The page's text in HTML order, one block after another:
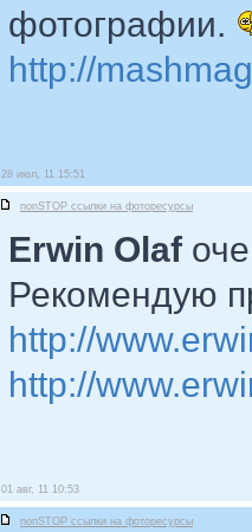
фотографии.
http://
28 июл, 11 15:51
nonSTOP ссылки на фоторесурсы
Erwin Olaf
Рекомендую
http://
http://
01 авг, 11 10:53
nonSTOP ссылки на фоторесурсы